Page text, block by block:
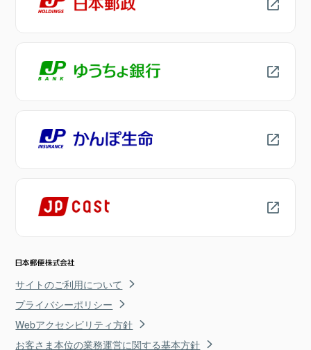
サイトのご利用について
プライバシーポリシー
Webアクセシビリティ方針
お客さま本位の業務運営に関する基本方針